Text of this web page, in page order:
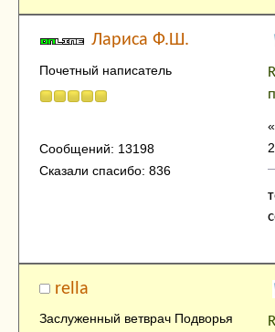
Лариса Ф.Ш.
Почетный написатель
Сообщений: 13198
Сказали спасибо: 836
«
rella
Заслуженный ветврач Подворья